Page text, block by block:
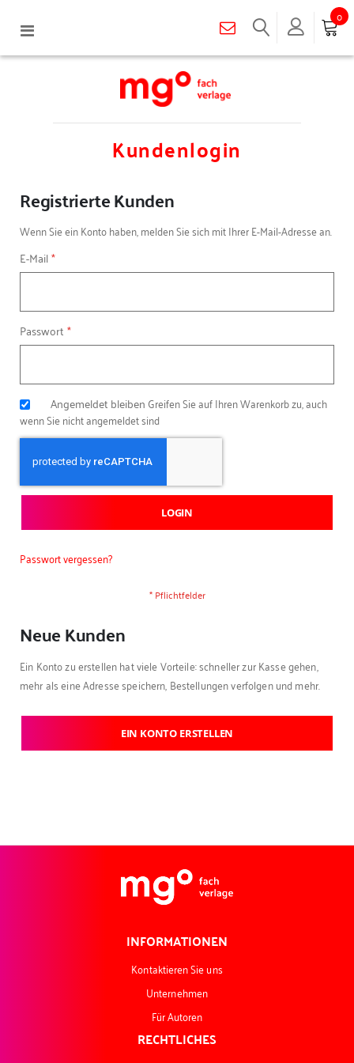
Navigation
0
Kundenlogin
Registrierte Kunden
Wenn Sie ein Konto haben, melden Sie sich mit Ihrer E-Mail-Adresse an.
E-Mail
Passwort
Angemeldet bleiben Greifen Sie auf Ihren Warenkorb zu, auch
wenn Sie nicht angemeldet sind
LOGIN
Passwort vergessen?
Neue Kunden
Ein Konto zu erstellen hat viele Vorteile: schneller zur Kasse gehen,
mehr als eine Adresse speichern, Bestellungen verfolgen und mehr.
EIN KONTO ERSTELLEN
INFORMATIONEN
Kontaktieren Sie uns
Unternehmen
Für Autoren
RECHTLICHES